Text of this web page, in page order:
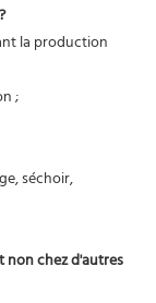
;
non chez d'autres